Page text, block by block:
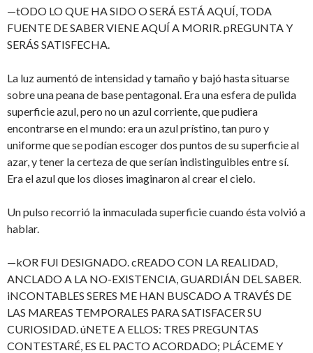
—tODO LO QUE HA SIDO O SERÁ ESTÁ AQUÍ, TODA
FUENTE DE SABER VIENE AQUÍ A MORIR. pREGUNTA Y
SERÁS SATISFECHA.
La luz aumentó de intensidad y tamaño y bajó hasta situarse
sobre una peana de base pentagonal. Era una esfera de pulida
superficie azul, pero no un azul corriente, que pudiera
encontrarse en el mundo: era un azul prístino, tan puro y
uniforme que se podían escoger dos puntos de su superficie al
azar, y tener la certeza de que serían indistinguibles entre sí.
Era el azul que los dioses imaginaron al crear el cielo.
Un pulso recorrió la inmaculada superficie cuando ésta volvió a
hablar.
—kOR FUI DESIGNADO. cREADO CON LA REALIDAD,
ANCLADO A LA NO-EXISTENCIA, GUARDIÁN DEL SABER.
iNCONTABLES SERES ME HAN BUSCADO A TRAVÉS DE
LAS MAREAS TEMPORALES PARA SATISFACER SU
CURIOSIDAD. úNETE A ELLOS: TRES PREGUNTAS
CONTESTARÉ, ES EL PACTO ACORDADO; PLÁCEME Y